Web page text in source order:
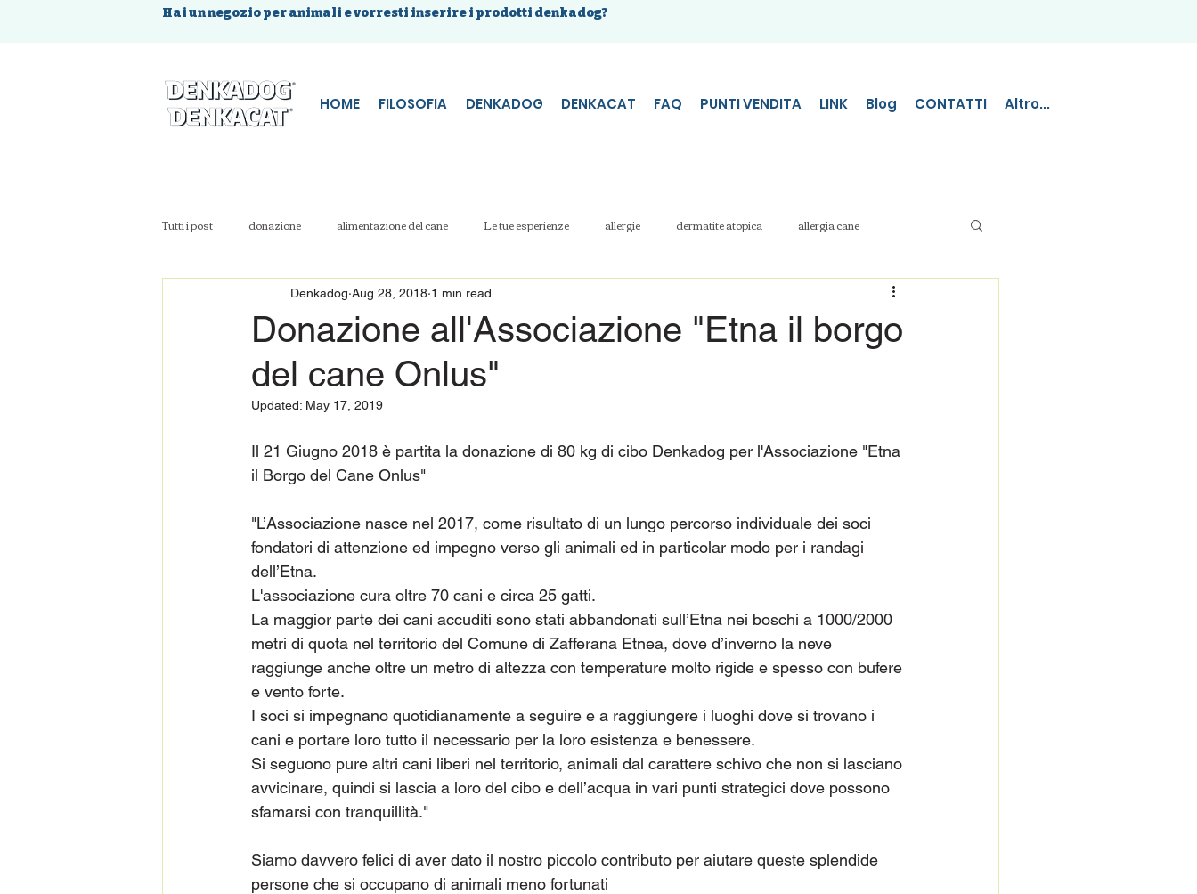
Hai un negozio per animali e vorresti inserire i prodotti denkadog?
HOME FILOSOFIA DENKADOG DENKACAT FAQ PUNTI VENDITA LINK Blog CONTATTI Altro...
Tutti i post donazione alimentazione del cane Le tue esperienze allergie dermatite atopica allergia cane
Donazione all'Associazione "Etna il borgo
del cane Onlus"
Denkadog Aug 28, 2018 1 min read
Updated: May 17, 2019
Il 21 Giugno 2018 è partita la donazione di 80 kg di cibo Denkadog per l'Associazione "Etna
il Borgo del Cane Onlus"
"L’Associazione nasce nel 2017, come risultato di un lungo percorso individuale dei soci
fondatori di attenzione ed impegno verso gli animali ed in particolar modo per i randagi
dell’Etna.
L'associazione cura oltre 70 cani e circa 25 gatti.
La maggior parte dei cani accuditi sono stati abbandonati sull’Etna nei boschi a 1000/2000
metri di quota nel territorio del Comune di Zafferana Etnea, dove d’inverno la neve
raggiunge anche oltre un metro di altezza con temperature molto rigide e spesso con bufere
e vento forte.
I soci si impegnano quotidianamente a seguire e a raggiungere i luoghi dove si trovano i
cani e portare loro tutto il necessario per la loro esistenza e benessere.
Si seguono pure altri cani liberi nel territorio, animali dal carattere schivo che non si lasciano
avvicinare, quindi si lascia a loro del cibo e dell’acqua in vari punti strategici dove possono
sfamarsi con tranquillità."
Siamo davvero felici di aver dato il nostro piccolo contributo per aiutare queste splendide
persone che si occupano di animali meno fortunati